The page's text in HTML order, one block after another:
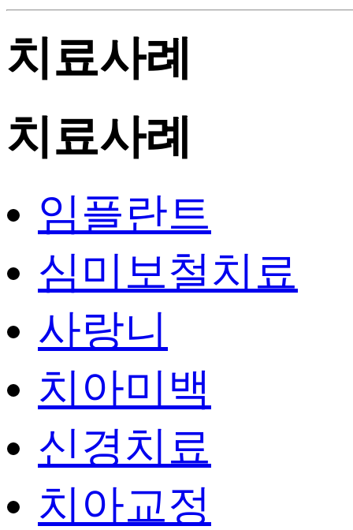
치료사례
치료사례
임플란트
심미보철치료
사랑니
치아미백
신경치료
치아교정